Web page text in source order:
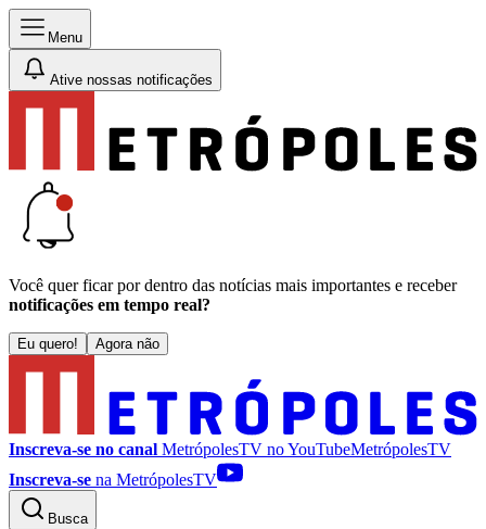
Menu
Ative nossas notificações
Você quer ficar por dentro das notícias mais importantes e receber
notificações em tempo real?
Eu quero! Agora não
Inscreva-se no canal MetrópolesTV noYouTubeMetrópolesTV
Inscreva-se na MetrópolesTV
Busca